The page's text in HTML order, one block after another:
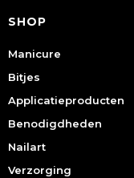
SHOP
Manicure
Bitjes
Applicatieproducten
Benodigdheden
Nailart
Verzorging